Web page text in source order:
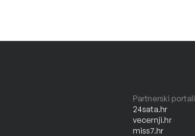
Partnerski portali
24sata.hr
vecernji.hr
miss7.hr